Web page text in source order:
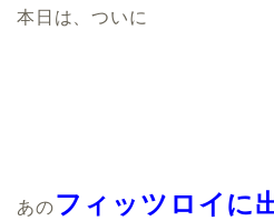
本日は、ついに
あのフィッツロイに